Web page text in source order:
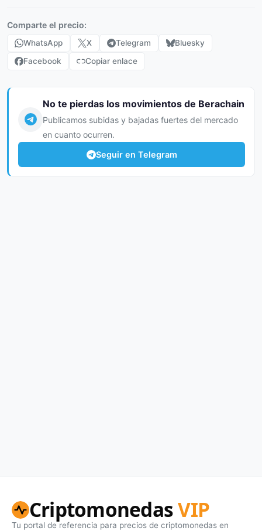
Comparte el precio:
WhatsApp X Telegram
Bluesky
Facebook
Copiar enlace
No te pierdas los movimientos de Berachain
Publicamos subidas y bajadas fuertes del mercado
en cuanto ocurren.
Seguir en Telegram
CriptomonedasVIP
Tu portal de referencia para precios de criptomonedas en